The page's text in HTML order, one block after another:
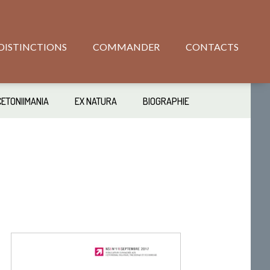
COMMANDER CONTACTS
EX NATURA BIOGRAPHIE